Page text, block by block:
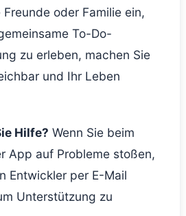
Freunde oder Familie ein,
To-Do-
zu erleben, machen Sie
und Ihr Leben
Hilfe? Wenn Sie beim
App auf Probleme stoßen,
Entwickler per E-Mail
Unterstützung zu